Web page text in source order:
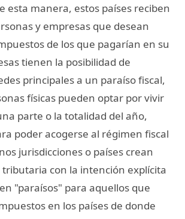
esta manera, estos países reciben
y empresas que desean
de los que pagarían en su
tienen la posibilidad de
principales a un paraíso fiscal,
físicas pueden optar por vivir
parte o la totalidad del año,
poder acogerse al régimen fiscal
jurisdicciones o países crean
con la intención explícita
"paraísos" para aquellos que
en los países de donde